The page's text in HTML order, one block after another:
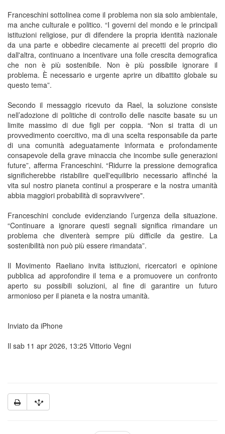
Franceschini sottolinea come il problema non sia solo ambientale,
ma anche culturale e politico. “I governi del mondo e le principali
istituzioni religiose, pur di difendere la propria identità nazionale
da una parte e obbedire ciecamente ai precetti del proprio dio
dall'altra, continuano a incentivare una folle crescita demografica
che non è più sostenibile. Non è più possibile ignorare il
problema. È necessario e urgente aprire un dibattito globale su
questo tema”.
Secondo il messaggio ricevuto da Rael, la soluzione consiste
nell’adozione di politiche di controllo delle nascite basate su un
limite massimo di due figli per coppia. “Non si tratta di un
provvedimento coercitivo, ma di una scelta responsabile da parte
di una comunità adeguatamente informata e profondamente
consapevole della grave minaccia che incombe sulle generazioni
future”, afferma Franceschini. “Ridurre la pressione demografica
significherebbe ristabilire quell'equilibrio necessario affinché la
vita sul nostro pianeta continui a prosperare e la nostra umanità
abbia maggiori probabilità di sopravvivere".
Franceschini conclude evidenziando l’urgenza della situazione.
“Continuare a ignorare questi segnali significa rimandare un
problema che diventerà sempre più difficile da gestire. La
sostenibilità non può più essere rimandata”.
Il Movimento Raeliano invita istituzioni, ricercatori e opinione
pubblica ad approfondire il tema e a promuovere un confronto
aperto su possibili soluzioni, al fine di garantire un futuro
armonioso per il pianeta e la nostra umanità.
Inviato da iPhone
Il sab 11 apr 2026, 13:25 Vittorio Vegni